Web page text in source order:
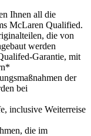
Ihnen all die
McLaren Qualified.
die von
werden
Garantie, mit
der
bei
inclusive Weiterreise
die im